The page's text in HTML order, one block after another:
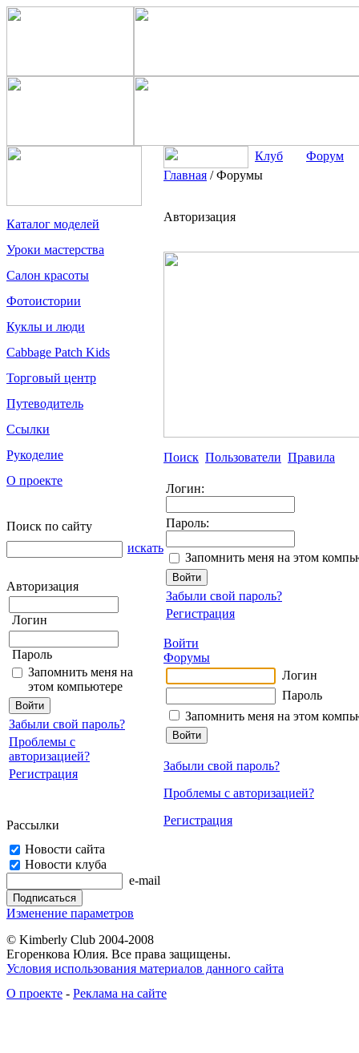
Каталог моделей
Уроки мастерства
Салон красоты
Фотоистории
Куклы и люди
Cabbage Patch Kids
Торговый центр
Путеводитель
Ссылки
Рукоделие
О проекте
Поиск по сайту
искать
Авторизация
Логин
Пароль
Запомнить меня на
этом компьютере
Забыли свой пароль?
Проблемы с
авторизацией?
Регистрация
Рассылки
Новости сайта
Новости клуба
e-mail
Изменение параметров
Клуб
Форум
Главная /Форумы
Авторизация
Поиск Пользователи Правила
Логин:
Пароль:
Запомнить меня на этом
Забыли свой пароль?
Регистрация
Войти
Форумы
Логин
Пароль
Запомнить меня на этом
Забыли свой пароль?
Проблемы с авторизацией?
Регистрация
© Kimberly Club 2004-2008
Егоренкова Юлия. Все права защищены.
Условия использования материалов данного сайта
О проекте - Реклама на сайте